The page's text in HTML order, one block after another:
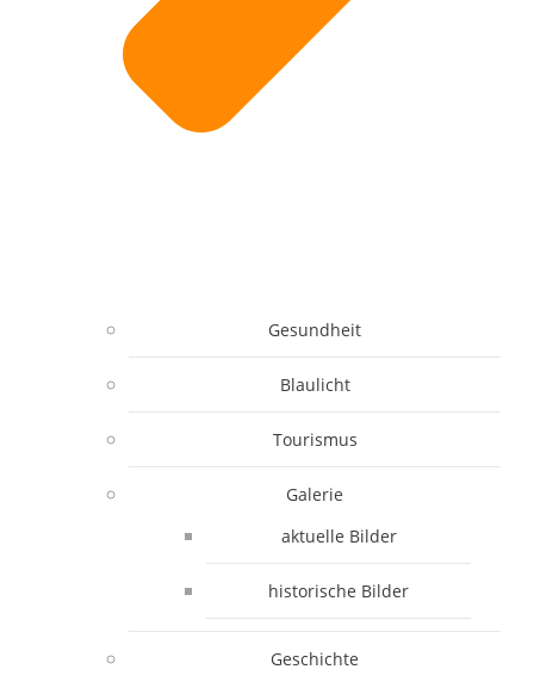
Gesundheit
Blaulicht
Tourismus
Galerie
aktuelle Bilder
historische Bilder
Geschichte